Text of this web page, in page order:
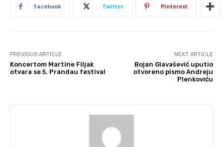
Facebook Twitter Pinterest
PREVIOUS ARTICLE
Koncertom Martine Filjak
otvara se 5. Prandau festival
NEXT ARTICLE
Bojan Glavašević uputio
otvoreno pismo Andreju
Plenkoviću